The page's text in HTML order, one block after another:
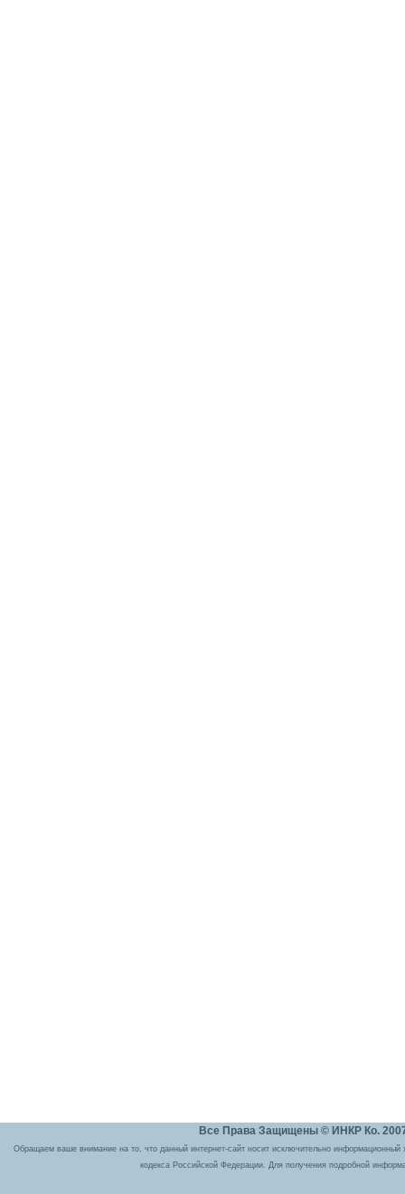
Все Права Защищены © ИНКР Ко.
Обращаем ваше внимание на то, что данный интернет-сайт носит исключительно
кодекса Российской Федерации. Для получения подробной